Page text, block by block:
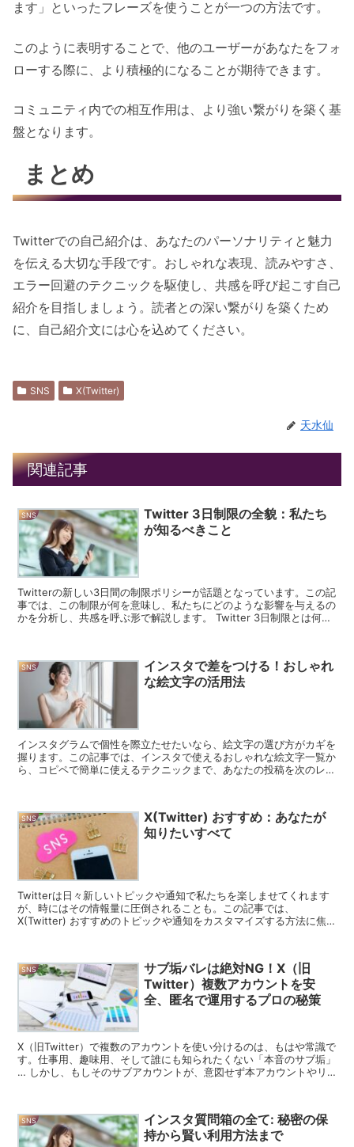
ます」といったフレーズを使うことが一つの方法です。
このように表明することで、他のユーザーがあなたをフォ
ローする際に、より積極的になることが期待できます。
コミュニティ内での相互作用は、より強い繋がりを築く基
盤となります。
まとめ
Twitterでの自己紹介は、あなたのパーソナリティと魅力
を伝える大切な手段です。おしゃれな表現、読みやすさ、
エラー回避のテクニックを駆使し、共感を呼び起こす自己
紹介を目指しましょう。読者との深い繋がりを築くため
に、自己紹介文には心を込めてください。
SNS X(Twitter)
天水仙
関連記事
SNS
Twitter 3日制限の全貌：私たち
が知るべきこと
Twitterの新しい3日間の制限ポリシーが話題となっています。この記
事では、この制限が何を意味し、私たちにどのような影響を与えるの
かを分析し、共感を呼ぶ形で解説します。 Twitter 3日制限とは何か
SNS
インスタで差をつける！おしゃれ
な絵文字の活用法
インスタグラムで個性を際立たせたいなら、絵文字の選び方がカギを
握ります。この記事では、インスタで使えるおしゃれな絵文字一覧か
ら、コピペで簡単に使えるテクニックまで、あなたの投稿を次のレベ
SNS
X(Twitter) おすすめ：あなたが
知りたいすべて
Twitterは日々新しいトピックや通知で私たちを楽しませてくれます
が、時にはその情報量に圧倒されることも。この記事では、
X(Twitter) おすすめのトピックや通知をカスタマイズする方法に焦
SNS
サブ垢バレは絶対NG！X（旧
Twitter）複数アカウントを安
全、匿名で運用するプロの秘策
X（旧Twitter）で複数のアカウントを使い分けるのは、もはや常識で
す。仕事用、趣味用、そして誰にも知られたくない「本音のサブ垢」
… しかし、もしそのサブアカウントが、意図せず本アカウントやリ
SNS
インスタ質問箱の全て: 秘密の保
持から賢い利用方法まで